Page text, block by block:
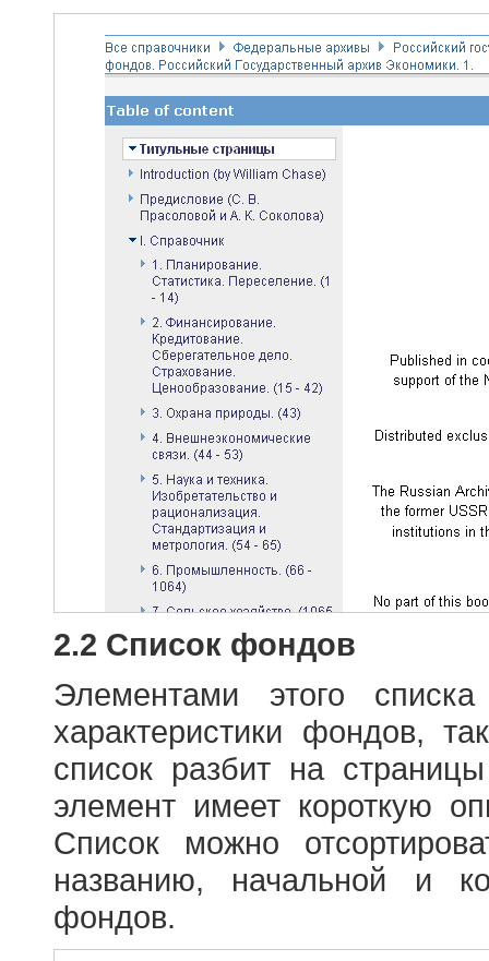
2.2 Список фондов
Элементами этого
характеристики фондов,
список разбит на
элемент имеет короткую
Список можно
названию, начальной и
фондов.